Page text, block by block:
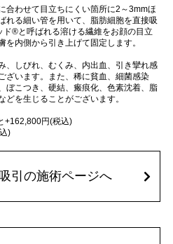
合わせて目立ちにくい箇所に2～3mmほ
れる細い管を用いて、脂肪細胞を直接吸
®と呼ばれる溶ける繊維をお顔の目立
内側から引き上げて固定します。
、しびれ、むくみ、内出血、引き攣れ感
ざいます。また、稀に貧血、細菌感染
ぼこつき、硬結、瘢痕化、色素沈着、脂
を生じることがございます。
+162,800円(税込)
)
引の施術ページへ